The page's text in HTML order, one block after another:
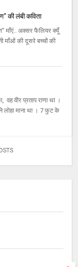
की लंबी कविता
माँएं.. अक्सर फैलियर क्यूँ
माँओं की दूसरे बच्चों की
वह वीर प्रताप राणा था ।
माना था । 7 फुट के